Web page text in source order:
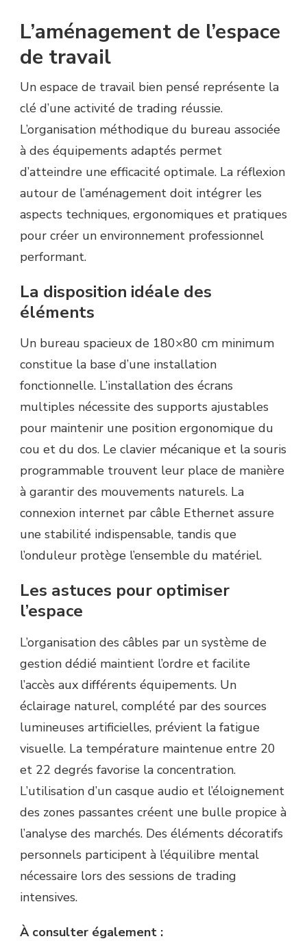
L’aménagement de l’espace
de travail
Un espace de travail bien pensé représente la
clé d’une activité de trading réussie.
L’organisation méthodique du bureau associée
à des équipements adaptés permet
d’atteindre une efficacité optimale. La réflexion
autour de l’aménagement doit intégrer les
aspects techniques, ergonomiques et pratiques
pour créer un environnement professionnel
performant.
La disposition idéale des
éléments
Un bureau spacieux de 180×80 cm minimum
constitue la base d’une installation
fonctionnelle. L’installation des écrans
multiples nécessite des supports ajustables
pour maintenir une position ergonomique du
cou et du dos. Le clavier mécanique et la souris
programmable trouvent leur place de manière
à garantir des mouvements naturels. La
connexion internet par câble Ethernet assure
une stabilité indispensable, tandis que
l’onduleur protège l’ensemble du matériel.
Les astuces pour optimiser
l’espace
L’organisation des câbles par un système de
gestion dédié maintient l’ordre et facilite
l’accès aux différents équipements. Un
éclairage naturel, complété par des sources
lumineuses artificielles, prévient la fatigue
visuelle. La température maintenue entre 20
et 22 degrés favorise la concentration.
L’utilisation d’un casque audio et l’éloignement
des zones passantes créent une bulle propice à
l’analyse des marchés. Des éléments décoratifs
personnels participent à l’équilibre mental
nécessaire lors des sessions de trading
intensives.
À consulter également :